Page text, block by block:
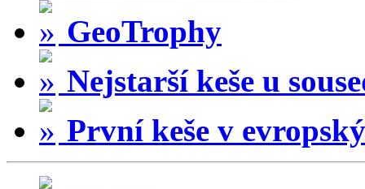
GeoTrophy
Nejstarší keše u
První keše v